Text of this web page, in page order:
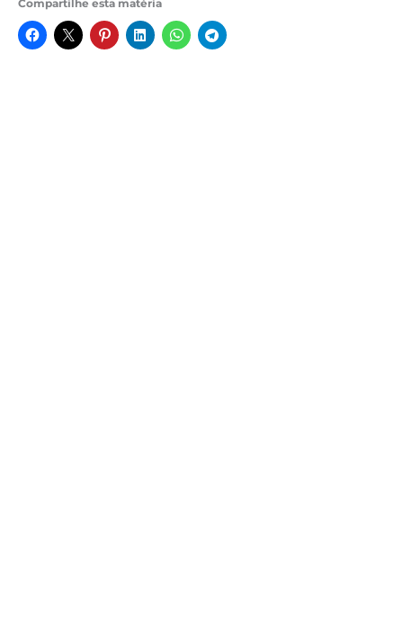
Compartilhe esta matéria